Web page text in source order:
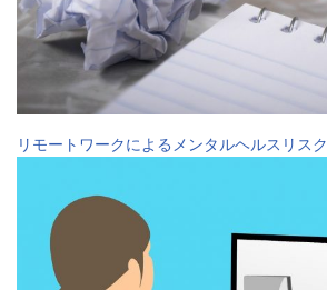
リモートワークによるメンタルヘルスリスク